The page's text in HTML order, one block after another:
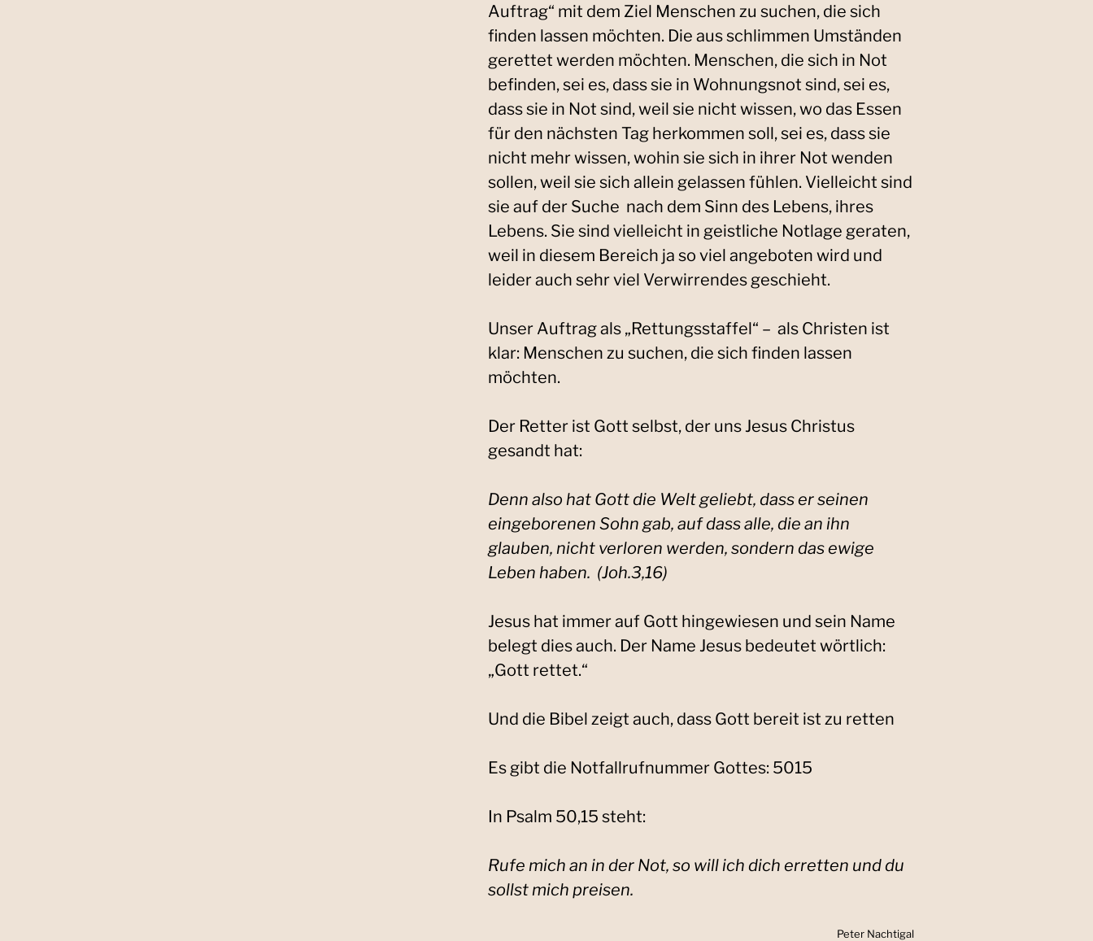
Auftrag“ mit dem Ziel Menschen zu suchen, die sich
finden lassen möchten. Die aus schlimmen Umständen
gerettet werden möchten. Menschen, die sich in Not
befinden, sei es, dass sie in Wohnungsnot sind, sei es,
dass sie in Not sind, weil sie nicht wissen, wo das Essen
für den nächsten Tag herkommen soll, sei es, dass sie
nicht mehr wissen, wohin sie sich in ihrer Not wenden
sollen, weil sie sich allein gelassen fühlen. Vielleicht sind
sie auf der Suche nach dem Sinn des Lebens, ihres
Lebens. Sie sind vielleicht in geistliche Notlage geraten,
weil in diesem Bereich ja so viel angeboten wird und
leider auch sehr viel Verwirrendes geschieht.
Unser Auftrag als „Rettungsstaffel“ – als Christen ist
klar: Menschen zu suchen, die sich finden lassen
möchten.
Der Retter ist Gott selbst, der uns Jesus Christus
gesandt hat:
Denn also hat Gott die Welt geliebt, dass er seinen
eingeborenen Sohn gab, auf dass alle, die an ihn
glauben, nicht verloren werden, sondern das ewige
Leben haben. (Joh.3,16)
Jesus hat immer auf Gott hingewiesen und sein Name
belegt dies auch. Der Name Jesus bedeutet wörtlich:
„Gott rettet.“
Und die Bibel zeigt auch, dass Gott bereit ist zu retten
Es gibt die Notfallrufnummer Gottes: 5015
In Psalm 50,15 steht:
Rufe mich an in der Not, so will ich dich erretten und du
sollst mich preisen.
Peter Nachtigal